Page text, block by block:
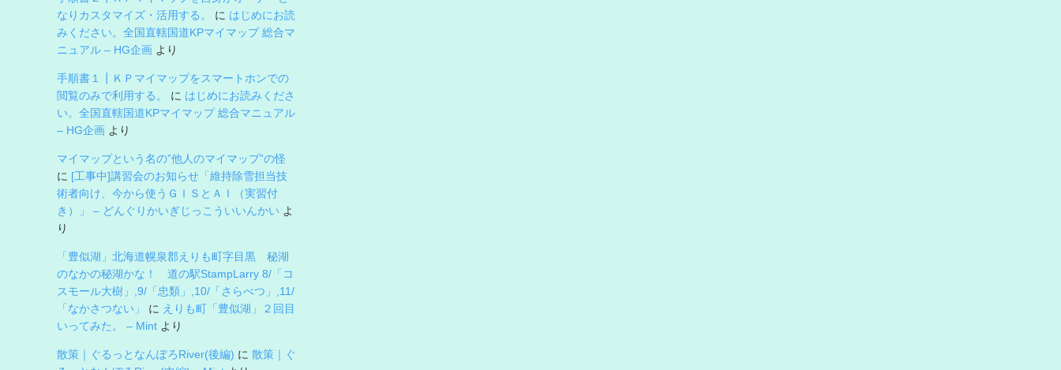
なりカスタマイズ・活用する。
に はじめにお読
みください。全国直轄国道KPマイマップ 総合マ
ニュアル – HG企画 より
手順書１┃ＫＰマイマップをスマートホンでの
閲覧のみで利用する。
に はじめにお読みくださ
い。全国直轄国道KPマイマップ 総合マニュアル
– HG企画 より
マイマップという名の”他人のマイマップ”の怪
に [工事中]講習会のお知らせ「維持除雪担当技
術者向け、今から使うＧＩＳとＡＩ（実習付
き）」 – どんぐりかいぎじっこういいんかい よ
り
「豊似湖」北海道幌泉郡えりも町字目黒 秘湖
のなかの秘湖かな！ 道の駅StampLarry 8/「コ
スモール大樹」,9/「忠類」,10/「さらべつ」,11/
「なかさつない」
に えりも町「豊似湖」２回目
いってみた。 – Mint より
散策｜ぐるっとなんぽろRiver(後編) に 散策｜ぐ